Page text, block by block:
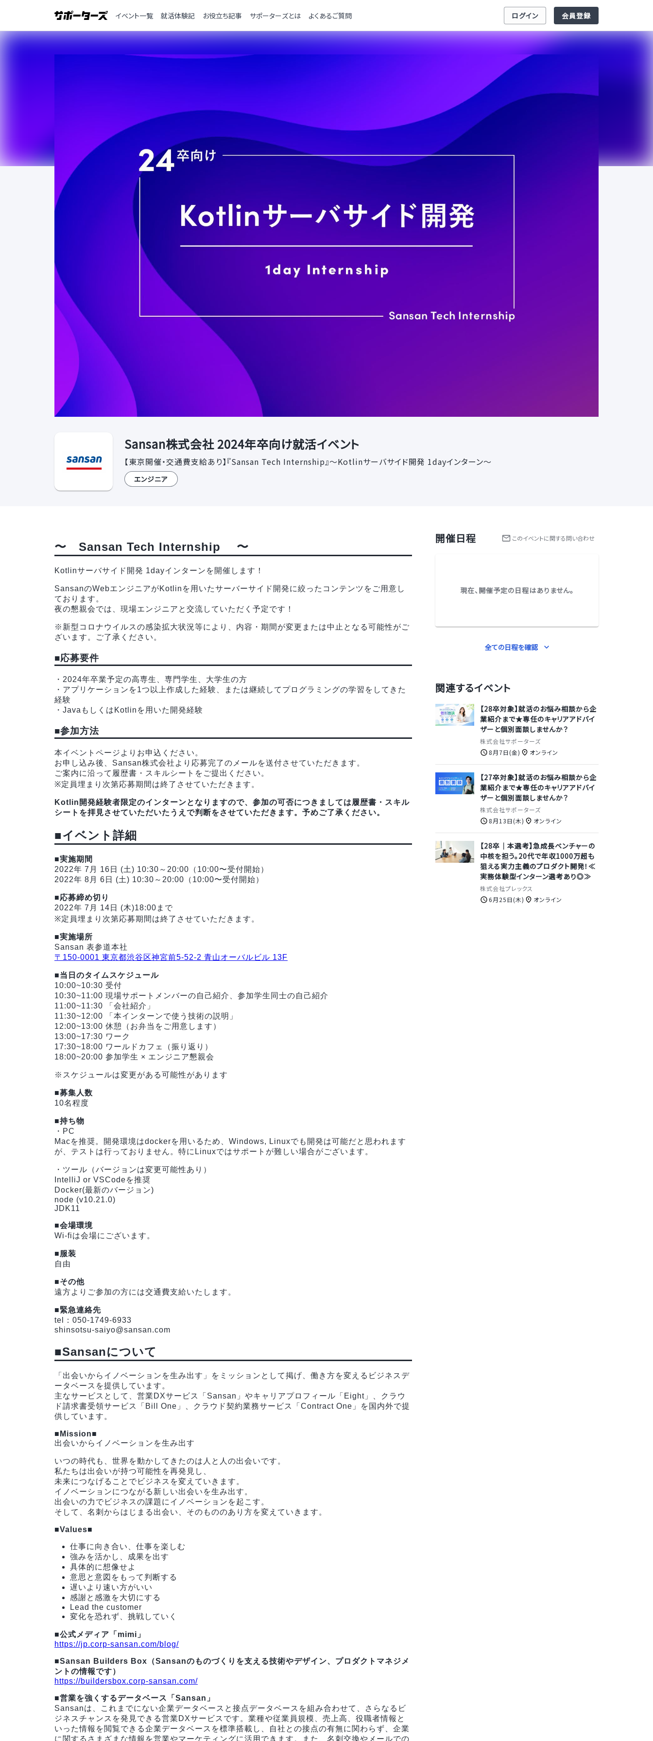
イベント一覧 就活体験記 お役立ち記事 サポーターズとは よくあるご質問 ログイン 会員登録
Sansan株式会社 2024年卒向け就活イベント
【東京開催・交通費支給あり】『Sansan Tech Internship』～Kotlinサーバサイド開発 1dayインターン～
エンジニア
〜 Sansan Tech Internship 〜
Kotlinサーバサイド開発 1dayインターンを開催します！
SansanのWebエンジニアがKotlinを用いたサーバーサイド開発に絞ったコンテンツをご用意し
ております。
夜の懇親会では、現場エンジニアと交流していただく予定です！
※新型コロナウイルスの感染拡大状況等により、内容・期間が変更または中止となる可能性がご
ざいます。ご了承ください。
■応募要件
・2024年卒業予定の高専生、専門学生、大学生の方
・アプリケーションを1つ以上作成した経験、または継続してプログラミングの学習をしてきた
経験
・JavaもしくはKotlinを用いた開発経験
■参加方法
本イベントページよりお申込ください。
お申し込み後、Sansan株式会社より応募完了のメールを送付させていただきます。
ご案内に沿って履歴書・スキルシートをご提出ください。
※定員埋まり次第応募期間は終了させていただきます。
Kotlin開発経験者限定のインターンとなりますので、参加の可否につきましては履歴書・スキル
シートを拝見させていただいたうえで判断をさせていただきます。予めご了承ください。
■イベント詳細
■実施期間
2022年 7月 16日 (土) 10:30～20:00（10:00〜受付開始）
2022年 8月 6日 (土) 10:30～20:00（10:00〜受付開始）
■応募締め切り
2022年 7月 14日 (木)18:00まで
※定員埋まり次第応募期間は終了させていただきます。
■実施場所
Sansan 表参道本社
〒150-0001 東京都渋谷区神宮前5-52-2 青山オーバルビル 13F
■当日のタイムスケジュール
10:00~10:30 受付
10:30~11:00 現場サポートメンバーの自己紹介、参加学生同士の自己紹介
11:00~11:30 「会社紹介」
11:30~12:00 「本インターンで使う技術の説明」
12:00~13:00 休憩（お弁当をご用意します）
13:00~17:30 ワーク
17:30~18:00 ワールドカフェ（振り返り）
18:00~20:00 参加学生 × エンジニア懇親会
※スケジュールは変更がある可能性があります
■募集人数
10名程度
■持ち物
・PC
Macを推奨。開発環境はdockerを用いるため、Windows, Linuxでも開発は可能だと思われます
が、テストは行っておりません。特にLinuxではサポートが難しい場合がございます。
・ツール（バージョンは変更可能性あり）
IntelliJ or VSCodeを推奨
Docker(最新のバージョン)
node (v10.21.0)
JDK11
■会場環境
Wi-fiは会場にございます。
■服装
自由
■その他
遠方よりご参加の方には交通費支給いたします。
■緊急連絡先
tel：050-1749-6933
shinsotsu-saiyo@sansan.com
■Sansanについて
「出会いからイノベーションを生み出す」をミッションとして掲げ、働き方を変えるビジネスデ
ータベースを提供しています。
主なサービスとして、営業DXサービス「Sansan」やキャリアプロフィール「Eight」、クラウ
ド請求書受領サービス「Bill One」、クラウド契約業務サービス「Contract One」を国内外で提
供しています。
■Mission■
出会いからイノベーションを生み出す
いつの時代も、世界を動かしてきたのは人と人の出会いです。
私たちは出会いが持つ可能性を再発見し、
未来につなげることでビジネスを変えていきます。
イノベーションにつながる新しい出会いを生み出す。
出会いの力でビジネスの課題にイノベーションを起こす。
そして、名刺からはじまる出会い、そのもののあり方を変えていきます。
■Values■
仕事に向き合い、仕事を楽しむ
強みを活かし、成果を出す
具体的に想像せよ
意思と意図をもって判断する
遅いより速い方がいい
感謝と感激を大切にする
Lead the customer
変化を恐れず、挑戦していく
■公式メディア「mimi」
https://jp.corp-sansan.com/blog/
■Sansan Builders Box（Sansanのものづくりを支える技術やデザイン、プロダクトマネジメ
ントの情報です）
https://buildersbox.corp-sansan.com/
■営業を強くするデータベース「Sansan」
Sansanは、これまでにない企業データベースと接点データベースを組み合わせて、さらなるビ
ジネスチャンスを発見できる営業DXサービスです。業種や従業員規模、売上高、役職者情報と
いった情報を閲覧できる企業データベースを標準搭載し、自社との接点の有無に関わらず、企業
に関するさまざまな情報を営業やマーケティングに活用できます。また、名刺交換やメールでの
開催日程 このイベントに関する問い合わせ
現在、開催予定の日程はありません。
全ての日程を確認
関連するイベント
【28卒対象】就活のお悩み相談から企
業紹介まで★専任のキャリアアドバイ
ザーと個別面談しませんか？
株式会社サポーターズ
8月7日(金)
オンライン
【27卒対象】就活のお悩み相談から企
業紹介まで★専任のキャリアアドバイ
ザーと個別面談しませんか？
株式会社サポーターズ
8月13日(木)
オンライン
【28卒｜本選考】急成長ベンチャーの
中核を担う。20代で年収1000万超も
狙える実力主義のプロダクト開発！≪
実務体験型インターン選考あり◎≫
株式会社プレックス
6月25日(木)
オンライン